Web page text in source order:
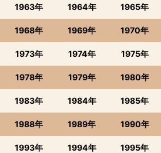
1963年 1964年 1965年
1968年 1969年 1970年
1973年 1974年 1975年
1978年 1979年 1980年
1983年 1984年 1985年
1988年 1989年 1990年
1993年 1994年 1995年